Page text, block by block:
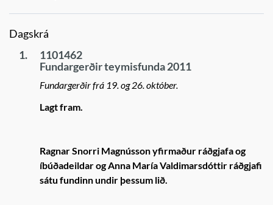
Dagskrá
1.
1101462
Fundargerðir teymisfunda 2011
Fundargerðir frá 19. og 26. október.
Lagt fram.
Ragnar Snorri Magnússon yfirmaður ráðgjafa og
íbúðadeildar og Anna María Valdimarsdóttir ráðgjafi
sátu fundinn undir þessum lið.